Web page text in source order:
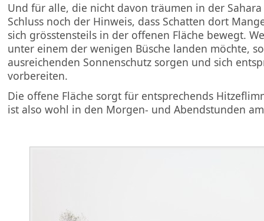
Und für alle, die nicht davon träumen in der
Schluss noch der Hinweis, dass Schatten dort
sich grösstensteils in der offenen Fläche bewegt.
unter einem der wenigen Büsche landen möchte,
ausreichenden Sonnenschutz sorgen und sich
vorbereiten.
Die offene Fläche sorgt für entsprechends
ist also wohl in den Morgen- und Abendstunden